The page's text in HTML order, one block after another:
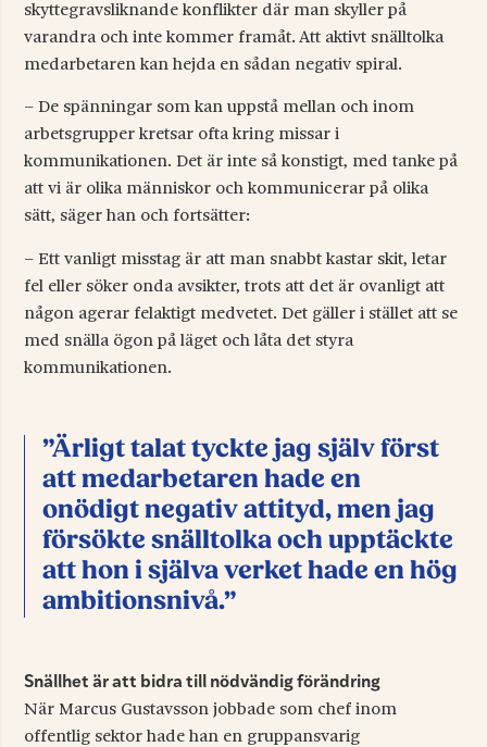
skyttegravsliknande konflikter där man skyller på
varandra och inte kommer framåt. Att aktivt snälltolka
medarbetaren kan hejda en sådan negativ spiral.
– De spänningar som kan uppstå mellan och inom
arbetsgrupper kretsar ofta kring missar i
kommunikationen. Det är inte så konstigt, med tanke på
att vi är olika människor och kommunicerar på olika
sätt, säger han och fortsätter:
– Ett vanligt misstag är att man snabbt kastar skit, letar
fel eller söker onda avsikter, trots att det är ovanligt att
någon agerar felaktigt medvetet. Det gäller i stället att se
med snälla ögon på läget och låta det styra
kommunikationen.
”Ärligt talat tyckte jag själv först
att medarbetaren hade en
onödigt negativ attityd, men jag
försökte snälltolka och upptäckte
att hon i själva verket hade en hög
ambitionsnivå.”
Snällhet är att bidra till nödvändig förändring
När Marcus Gustavsson jobbade som chef inom
offentlig sektor hade han en gruppansvarig